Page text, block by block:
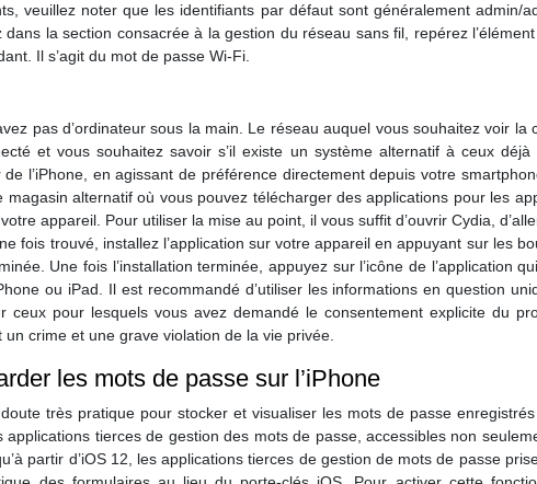
veuillez noter que les identifiants par défaut sont généralement
la section consacrée à la gestion du réseau sans fil, repérez
Il s’agit du mot de passe Wi-Fi.
pas d’ordinateur sous la main. Le réseau auquel vous souhaitez voir
et vous souhaitez savoir s’il existe un système alternatif à ceux
l’iPhone, en agissant de préférence directement depuis votre
magasin alternatif où vous pouvez télécharger des applications pour les
appareil. Pour utiliser la mise au point, il vous suffit d’ouvrir Cydia,
fois trouvé, installez l’application sur votre appareil en appuyant sur les
Une fois l’installation terminée, appuyez sur l’icône de l’application
ou iPad. Il est recommandé d’utiliser les informations en question
pour lesquels vous avez demandé le consentement explicite du
crime et une grave violation de la vie privée.
les mots de passe sur l’iPhone
très pratique pour stocker et visualiser les mots de passe
tierces de gestion des mots de passe, accessibles non
partir d’iOS 12, les applications tierces de gestion de mots de passe